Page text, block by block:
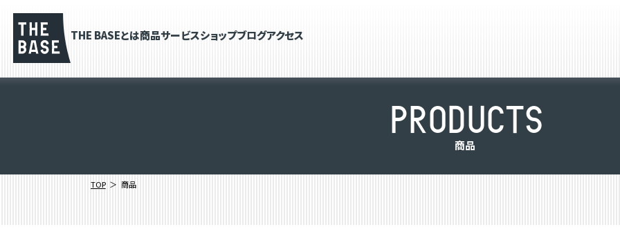
THE BASEとは商品サービスショップブログアクセス
PRODUCTS
商品
TOP 商品